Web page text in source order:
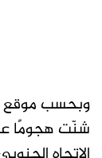
شنّت هجومًا